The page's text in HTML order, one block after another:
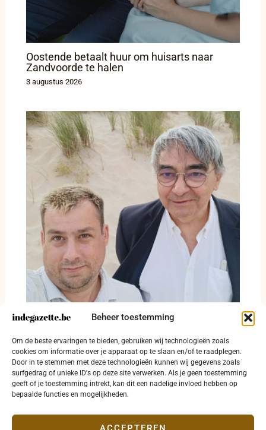
Beheer toestemming
Om de beste ervaringen te bieden, gebruiken wij technologieën zoals
cookies om informatie over je apparaat op te slaan en/of te raadplegen.
Door in te stemmen met deze technologieën kunnen wij gegevens zoals
surfgedrag of unieke ID's op deze site verwerken. Als je geen toestemming
geeft of je toestemming intrekt, kan dit een nadelige invloed hebben op
bepaalde functies en mogelijkheden.
Oostende betaalt huur om huisarts naar
Zandvoorde te halen
3 augustus 2026
Twee bedragen, één plan: de O mens licht
Oostendse zwerfvuilcijfers toe
1 augustus 2026